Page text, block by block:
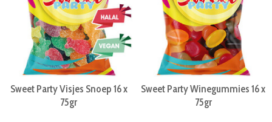
Sweet Party Visjes Snoep 16 x
75gr
Sweet Party Winegummies 16 x
75gr